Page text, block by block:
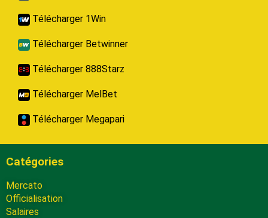
Télécharger 1Win
Télécharger Betwinner
Télécharger 888Starz
Télécharger MelBet
Télécharger Megapari
Catégories
Mercato
Officialisation
Salaires